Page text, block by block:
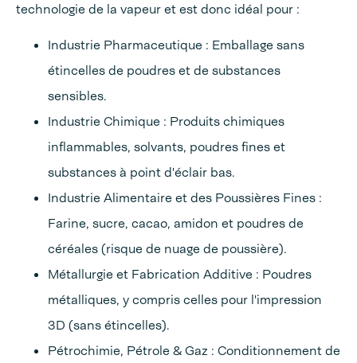
technologie de la vapeur et est donc idéal pour :
Industrie Pharmaceutique : Emballage sans
étincelles de poudres et de substances
sensibles.
Industrie Chimique : Produits chimiques
inflammables, solvants, poudres fines et
substances à point d'éclair bas.
Industrie Alimentaire et des Poussières Fines :
Farine, sucre, cacao, amidon et poudres de
céréales (risque de nuage de poussière).
Métallurgie et Fabrication Additive : Poudres
métalliques, y compris celles pour l'impression
3D (sans étincelles).
Pétrochimie, Pétrole & Gaz : Conditionnement de